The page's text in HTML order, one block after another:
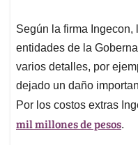
Según la firma
entidades de la
varios detalles, por
dejado un daño
Por los costos extras
mil millones de pesos.